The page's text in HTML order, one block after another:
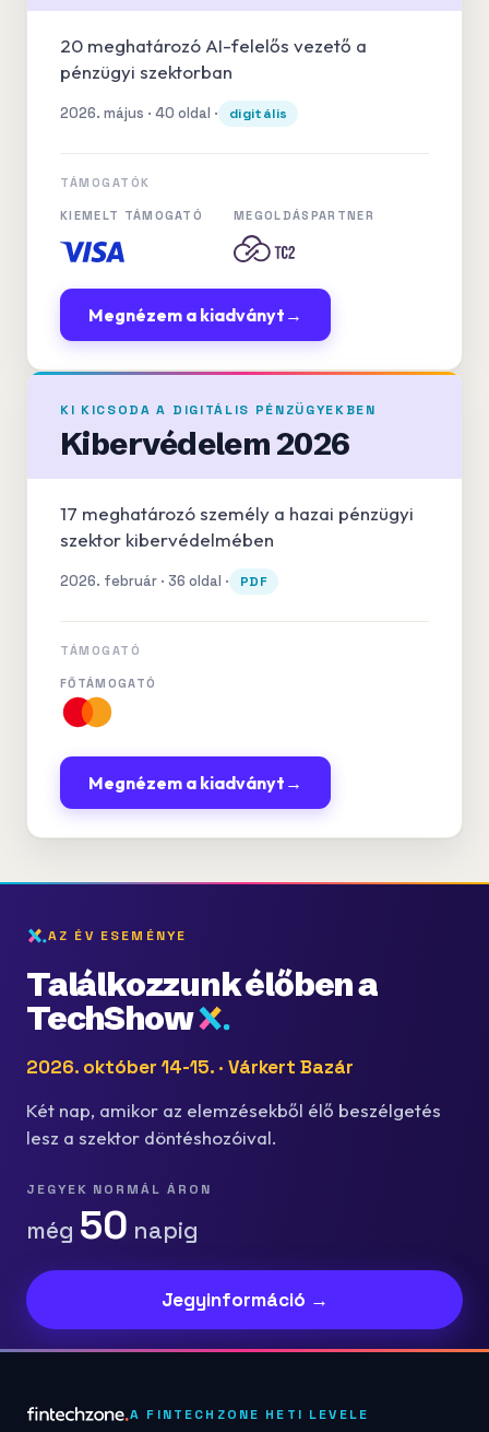
20 meghatározó AI-felelős vezető a
pénzügyi szektorban
2026. május · 40 oldal · digitális
TÁMOGATÓK
KIEMELT TÁMOGATÓ MEGOLDÁSPARTNER
Megnézem a kiadványt →
KI KICSODA A DIGITÁLIS PÉNZÜGYEKBEN
Kibervédelem 2026
17 meghatározó személy a hazai pénzügyi
szektor kibervédelmében
2026. február · 36 oldal · PDF
TÁMOGATÓ
FŐTÁMOGATÓ
Megnézem a kiadványt →
AZ ÉV ESEMÉNYE
Találkozzunk élőben a
TechShow
2026. október 14-15. · Várkert Bazár
Két nap, amikor az elemzésekből élő beszélgetés
lesz a szektor döntéshozóival.
JEGYEK NORMÁL ÁRON
még 50 napig
Jegyinformáció →
A FINTECHZONE HETI LEVELE